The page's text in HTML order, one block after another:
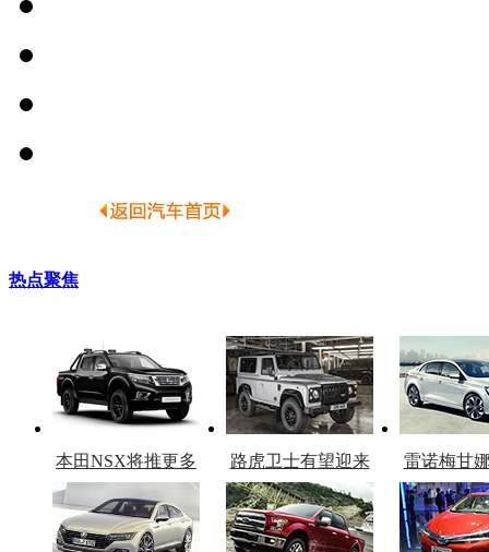
热点聚焦
本田NSX将推更多
车型
路虎卫士有望迎来
复产
雷诺梅甘
官